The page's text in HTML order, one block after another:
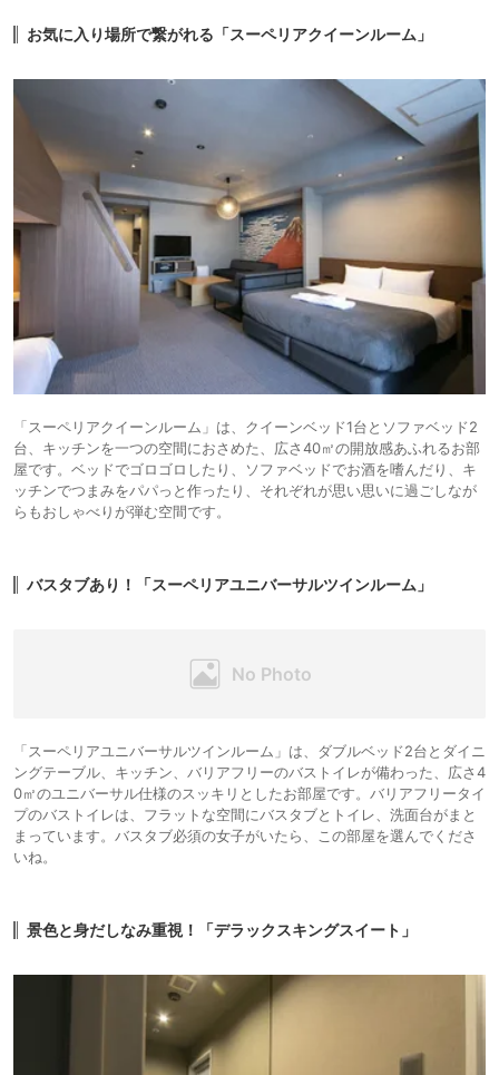
お気に入り場所で繋がれる「スーペリアクイーンルーム」
「スーペリアクイーンルーム」は、クイーンベッド1台とソファベッド2
台、キッチンを一つの空間におさめた、広さ40㎡の開放感あふれるお部
屋です。ベッドでゴロゴロしたり、ソファベッドでお酒を嗜んだり、キ
ッチンでつまみをパパっと作ったり、それぞれが思い思いに過ごしなが
らもおしゃべりが弾む空間です。
バスタブあり！「スーペリアユニバーサルツインルーム」
「スーペリアユニバーサルツインルーム」は、ダブルベッド2台とダイニ
ングテーブル、キッチン、バリアフリーのバストイレが備わった、広さ4
0㎡のユニバーサル仕様のスッキリとしたお部屋です。バリアフリータイ
プのバストイレは、フラットな空間にバスタブとトイレ、洗面台がまと
まっています。バスタブ必須の女子がいたら、この部屋を選んでくださ
いね。
景色と身だしなみ重視！「デラックスキングスイート」